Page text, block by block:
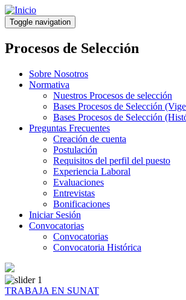
Pasar
al
contenido
principal
Toggle navigation
Procesos de Selección
Sobre Nosotros
Normativa
Nuestros Procesos de selección
Bases Procesos de Selección
Bases Procesos de Selección
Preguntas Frecuentes
Creación de cuenta
Postulación
Requisitos del perfil del puesto
Experiencia Laboral
Evaluaciones
Entrevistas
Bonificaciones
Iniciar Sesión
Convocatorias
Convocatorias
Convocatoria Histórica
TRABAJA EN SUNAT